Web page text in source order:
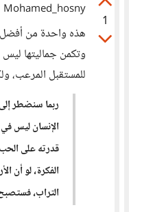
1
Mohamed_hosny
هذه واحدة من أفضل
وتكمن جماليتها
للمستقبل المرعب،
ربما سنضطر
الإنسان ليس
قدرته على
الفكرة، لو أن
التراب،